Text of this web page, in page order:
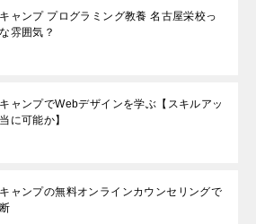
ャンプ プログラミング教養 名古屋栄校っ
雰囲気？
ャンプでWebデザインを学ぶ【スキルアッ
に可能か】
ャンプの無料オンラインカウンセリングで